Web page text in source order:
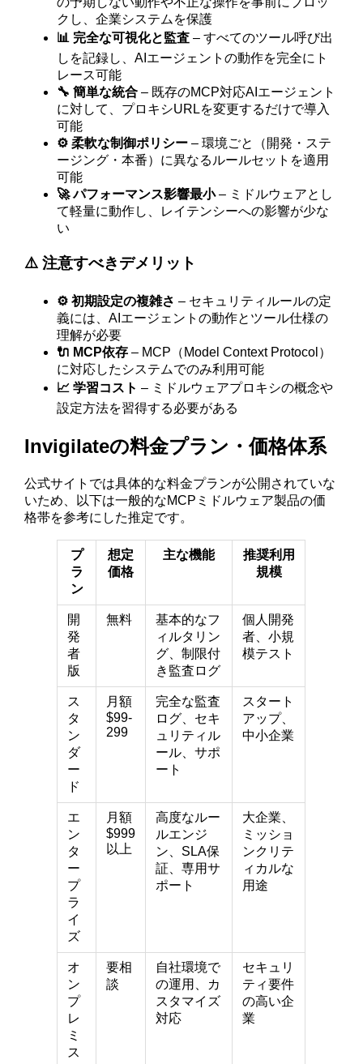
クし、企業システムを保護
📊 完全な可視化と監査 – すべてのツール呼び出
しを記録し、AIエージェントの動作を完全にト
レース可能
🔧 簡単な統合 – 既存のMCP対応AIエージェント
に対して、プロキシURLを変更するだけで導入
可能
⚙️ 柔軟な制御ポリシー – 環境ごと（開発・ステ
ージング・本番）に異なるルールセットを適用
可能
🚀 パフォーマンス影響最小– ミドルウェアとし
て軽量に動作し、レイテンシーへの影響が少な
い
⚠️ 注意すべきデメリット
⚙️ 初期設定の複雑さ – セキュリティルールの定
義には、AIエージェントの動作とツール仕様の
理解が必要
🔌 MCP依存 – MCP（Model Context Protocol）
に対応したシステムでのみ利用可能
📈 学習コスト – ミドルウェアプロキシの概念や
設定方法を習得する必要がある
Invigilateの料金プラン・価格体系
公式サイトでは具体的な料金プランが公開されていな
いため、以下は一般的なMCPミドルウェア製品の価
格帯を参考にした推定です。
プ
ラ
ン
想定
価格
主な機能
推奨利用
規模
開
発
者
版
無料
基本的なフ
ィルタリン
グ、制限付
き監査ログ
個人開発
者、小規
模テスト
ス
タ
ン
ダ
ー
ド
月額
$99-
299
完全な監査
ログ、セキ
ュリティル
ール、サポ
ート
スタート
アップ、
中小企業
エ
ン
タ
ー
プ
ラ
イ
ズ
月額
$999
以上
高度なルー
ルエンジ
ン、SLA保
証、専用サ
ポート
大企業、
ミッショ
ンクリテ
ィカルな
用途
オ
ン
プ
レ
ミ
ス
要相
談
自社環境で
の運用、カ
スタマイズ
対応
セキュリ
ティ要件
の高い企
業